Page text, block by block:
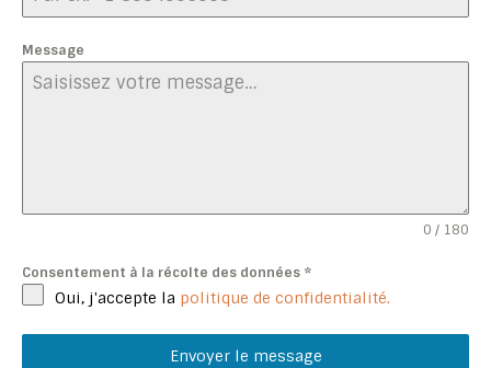
Message
0 / 180
Consentement à la récolte des données *
Oui, j'accepte la politique de confidentialité.
Envoyer le message